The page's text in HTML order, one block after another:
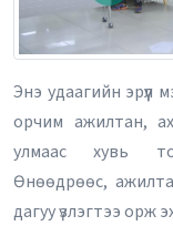
Энэ удаагийн эрүүл
орчим ажилтан,
улмаас хувь
Өнөөдрөөс,
дагуу үзлэгтээ орж